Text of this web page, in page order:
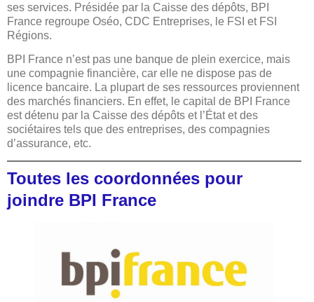
ses services. Présidée par la Caisse des dépôts, BPI
France regroupe Oséo, CDC Entreprises, le FSI et FSI
Régions.
BPI France n’est pas une banque de plein exercice, mais
une compagnie financière, car elle ne dispose pas de
licence bancaire. La plupart de ses ressources proviennent
des marchés financiers. En effet, le capital de BPI France
est détenu par la Caisse des dépôts et l’État et des
sociétaires tels que des entreprises, des compagnies
d’assurance, etc.
Toutes les coordonnées pour
joindre BPI France